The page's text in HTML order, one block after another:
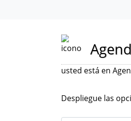
usted está en
Despliegue las